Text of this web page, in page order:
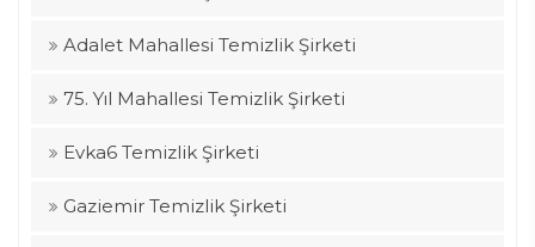
Adalet Mahallesi Temizlik Şirketi
75. Yıl Mahallesi Temizlik Şirketi
Evka6 Temizlik Şirketi
Gaziemir Temizlik Şirketi